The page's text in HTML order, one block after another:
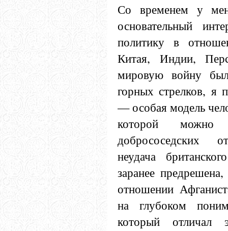
Со временем у
основательный
политику в
Китая, Индии,
мировую войну
горных стрелков, я
— особая модель
которой
добрососедских
неудача
заранее
отношении
на глубоком
который отличал